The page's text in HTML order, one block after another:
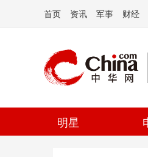
首页 资讯 军事 财经
明星